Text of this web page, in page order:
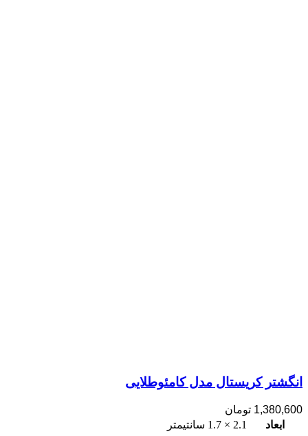
انگشتر کریستال مدل کامئوطلایی
1,380,600 تومان
ابعاد
2.1 × 1.7 سانتیمتر